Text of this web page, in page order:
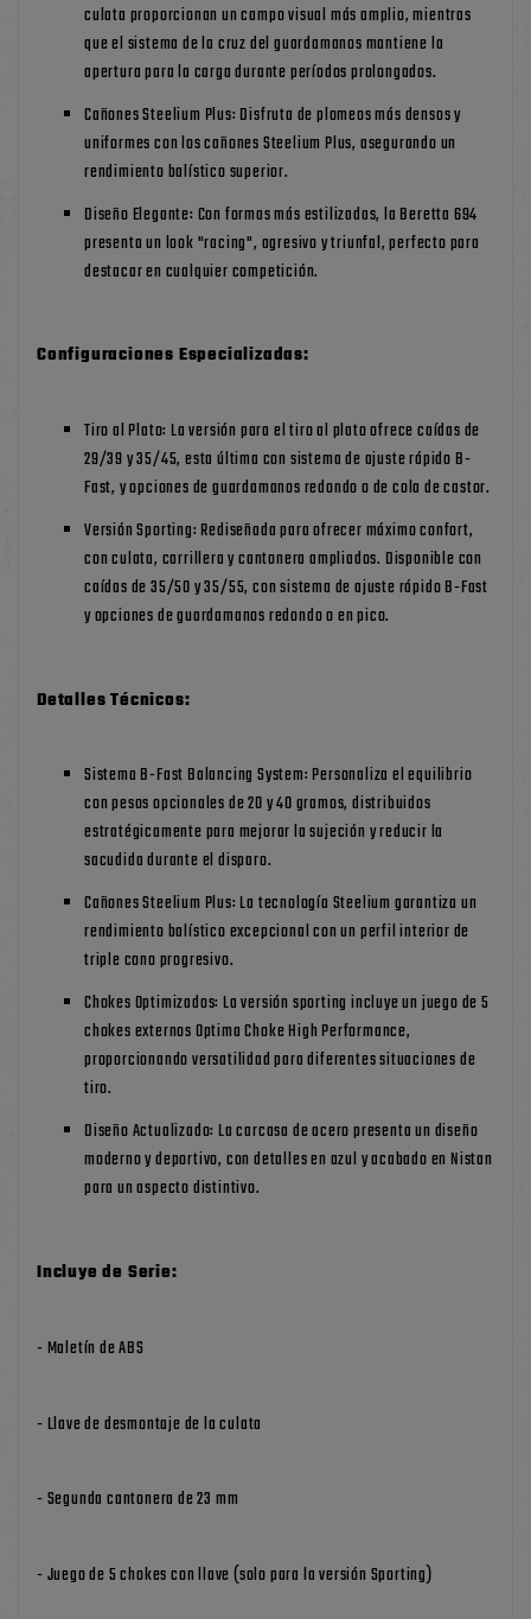
culata proporcionan un campo visual más amplio, mientras
que el sistema de la cruz del guardamanos mantiene la
apertura para la carga durante períodos prolongados.
Cañones Steelium Plus: Disfruta de plomeos más densos y
uniformes con los cañones Steelium Plus, asegurando un
rendimiento balístico superior.
Diseño Elegante: Con formas más estilizadas, la Beretta 694
presenta un look "racing", agresivo y triunfal, perfecto para
destacar en cualquier competición.
Configuraciones Especializadas:
Tiro al Plato: La versión para el tiro al plato ofrece caídas de
29/39 y 35/45, esta última con sistema de ajuste rápido B-
Fast, y opciones de guardamanos redondo o de cola de castor.
Versión Sporting: Rediseñada para ofrecer máximo confort,
con culata, carrillera y cantonera ampliados. Disponible con
caídas de 35/50 y 35/55, con sistema de ajuste rápido B-Fast
y opciones de guardamanos redondo o en pico.
Detalles Técnicos:
Sistema B-Fast Balancing System: Personaliza el equilibrio
con pesos opcionales de 20 y 40 gramos, distribuidos
estratégicamente para mejorar la sujeción y reducir la
sacudida durante el disparo.
Cañones Steelium Plus: La tecnología Steelium garantiza un
rendimiento balístico excepcional con un perfil interior de
triple cono progresivo.
Chokes Optimizados: La versión sporting incluye un juego de 5
chokes externos Optima Choke High Performance,
proporcionando versatilidad para diferentes situaciones de
tiro.
Diseño Actualizado: La carcasa de acero presenta un diseño
moderno y deportivo, con detalles en azul y acabado en Nistan
para un aspecto distintivo.
Incluye de Serie:
- Maletín de ABS
- Llave de desmontaje de la culata
- Segunda cantonera de 23 mm
- Juego de 5 chokes con llave (solo para la versión Sporting)